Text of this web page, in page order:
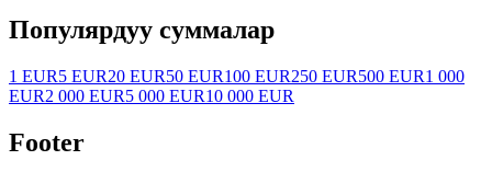
Популярдуу суммалар
1 EUR5 EUR20 EUR50 EUR100 EUR250 EUR500 EUR1 000
EUR2 000 EUR5 000 EUR10 000 EUR
Footer